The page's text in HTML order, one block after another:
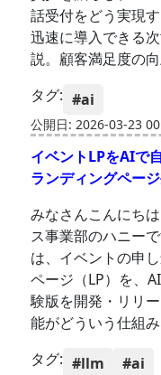
話受付をどう実現
迅速に導入できる
説。顧客満足度の
タグ: #ai
公開日: 2026-03-23
イベントLPをAIで
ランディングペー
みなさんこんにち
ス事業部のハニー
は、イベントの申
ページ（LP）を、
験版を開発・リリ
能がどういう仕組
タグ: #llm #ai